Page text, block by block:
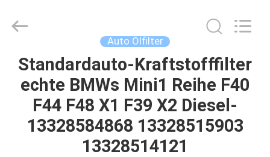
HEIM
PRODUKTE
Parts
Limited.
Auto Ölfilter
Standardauto-Kraftstofffilter
echte BMWs Mini1 Reihe F40
F44 F48 X1 F39 X2 Diesel-
13328584868 13328515903
13328514121